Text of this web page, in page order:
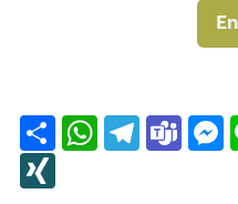
CompartirWhatsApp
Telegram